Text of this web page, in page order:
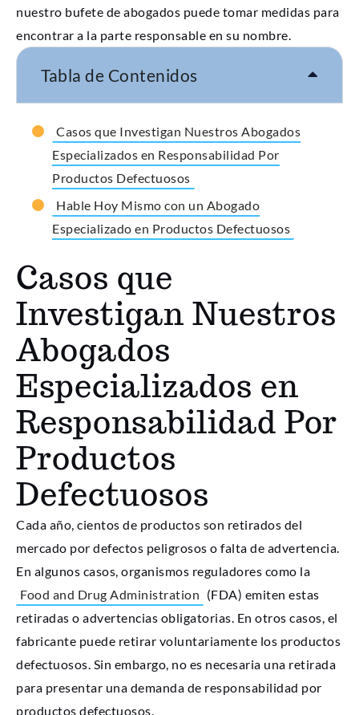
nuestro bufete de abogados puede tomar medidas para
encontrar a la parte responsable en su nombre.
Tabla de Contenidos
Casos que Investigan Nuestros Abogados
Especializados en Responsabilidad Por
Productos Defectuosos
Hable Hoy Mismo con un Abogado
Especializado en Productos Defectuosos
Casos que
Investigan Nuestros
Abogados
Especializados en
Responsabilidad Por
Productos
Defectuosos
Cada año, cientos de productos son retirados del
mercado por defectos peligrosos o falta de advertencia.
En algunos casos, organismos reguladores como la
Food and Drug Administration (FDA) emiten estas
retiradas o advertencias obligatorias. En otros casos, el
fabricante puede retirar voluntariamente los productos
defectuosos. Sin embargo, no es necesaria una retirada
para presentar una demanda de responsabilidad por
productos defectuosos.